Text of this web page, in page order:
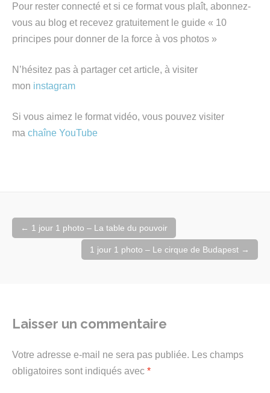
Pour rester connecté et si ce format vous plaît, abonnez-
vous au blog et recevez gratuitement le guide « 10
principes pour donner de la force à vos photos »
N’hésitez pas à partager cet article, à visiter
mon instagram
Si vous aimez le format vidéo, vous pouvez visiter
ma chaîne YouTube
Navigation
de
l'article
← 1 jour 1 photo – La table du pouvoir
1 jour 1 photo – Le cirque de Budapest →
Laisser un commentaire
Votre adresse e-mail ne sera pas publiée. Les champs
obligatoires sont indiqués avec *